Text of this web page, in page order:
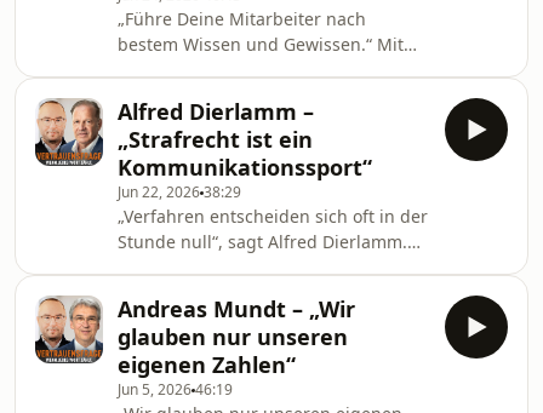
Bundesregierung im Kabinett von
Bundeskanzler Scholz, war er viele
Jahre die Stimme der
Bundesregierung. Im Gespräch
mitMartin
Wohlrabe&nbsp;ordnet&nbsp;Steffen
Hebest
„Führe Deine Mitarbeiter nach
bestem Wissen und Gewissen.“ Mit
zwischen echter Autorität und
Selbstinszenierung – und darüber,
warum ehrlicher Rat an der Spitze so
selten ankommt. Es geht um
inszenierte und gelebte Authentizität,
um die Parallelen zwischen
verpasster Digitalisierung und dem
Umgang mit KI sowie um die
Mechanik öffentli
Alfred Dierlamm –
„Strafrecht ist ein
Kommunikationssport“
Jun 22, 202638:29
„Verfahren entscheiden sich oft in der
Stunde null“, sagt Alfred Dierlamm.
Deutschlands ist er seit Jahren in
Verfahren mit besonderer
Komplexität und öffentlicher
Aufmerksamkeit gefragt. Im Gespräch
Andreas Mundt – „Wir
glauben nur unseren
eigenen Zahlen“
Jun 5, 202646:19